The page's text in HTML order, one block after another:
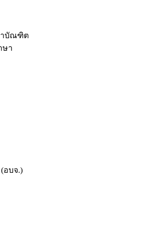
าบัณฑิต
ษา
อบจ.)